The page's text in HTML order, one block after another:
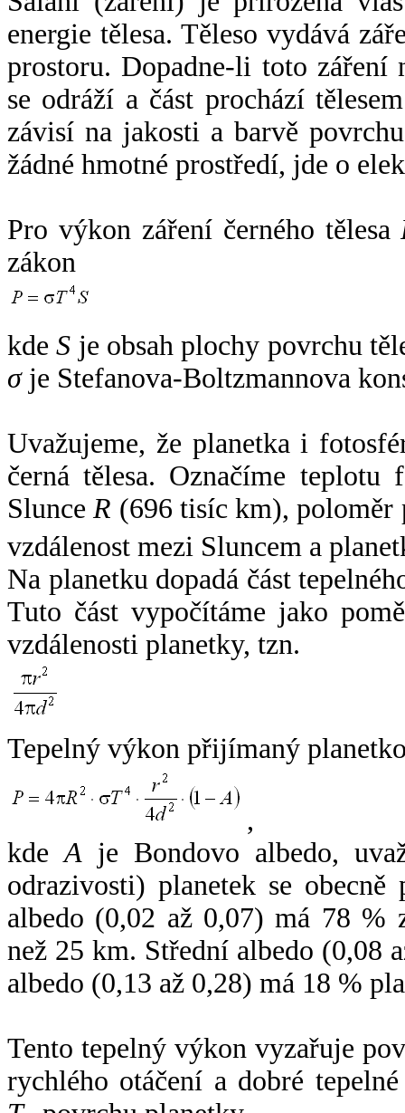
energie tělesa. Těleso vydává
prostoru. Dopadne-li toto záření
se odráží a část prochází
závisí na jakosti a barvě
žádné hmotné prostředí, jde o
Pro výkon záření černého tělesa
zákon
kdeS je obsah plochy povrchu
σje Stefanova-Boltzmannova
Uvažujeme, že planetka i
černá tělesa. Označíme
SlunceR (696 tisíc km),
vzdálenost mezi Sluncem a
Na planetku dopadá část
Tuto část vypočítáme jako
vzdálenosti planetky, tzn.
Tepelný výkon přijímaný
,
kdeA je Bondovo albedo,
odrazivosti) planetek se
albedo (0,02 až 0,07) má 78 %
než 25 km. Střední albedo (0,08
albedo (0,13 až 0,28) má 18 %
Tento tepelný výkon vyzařuje
rychlého otáčení a dobré